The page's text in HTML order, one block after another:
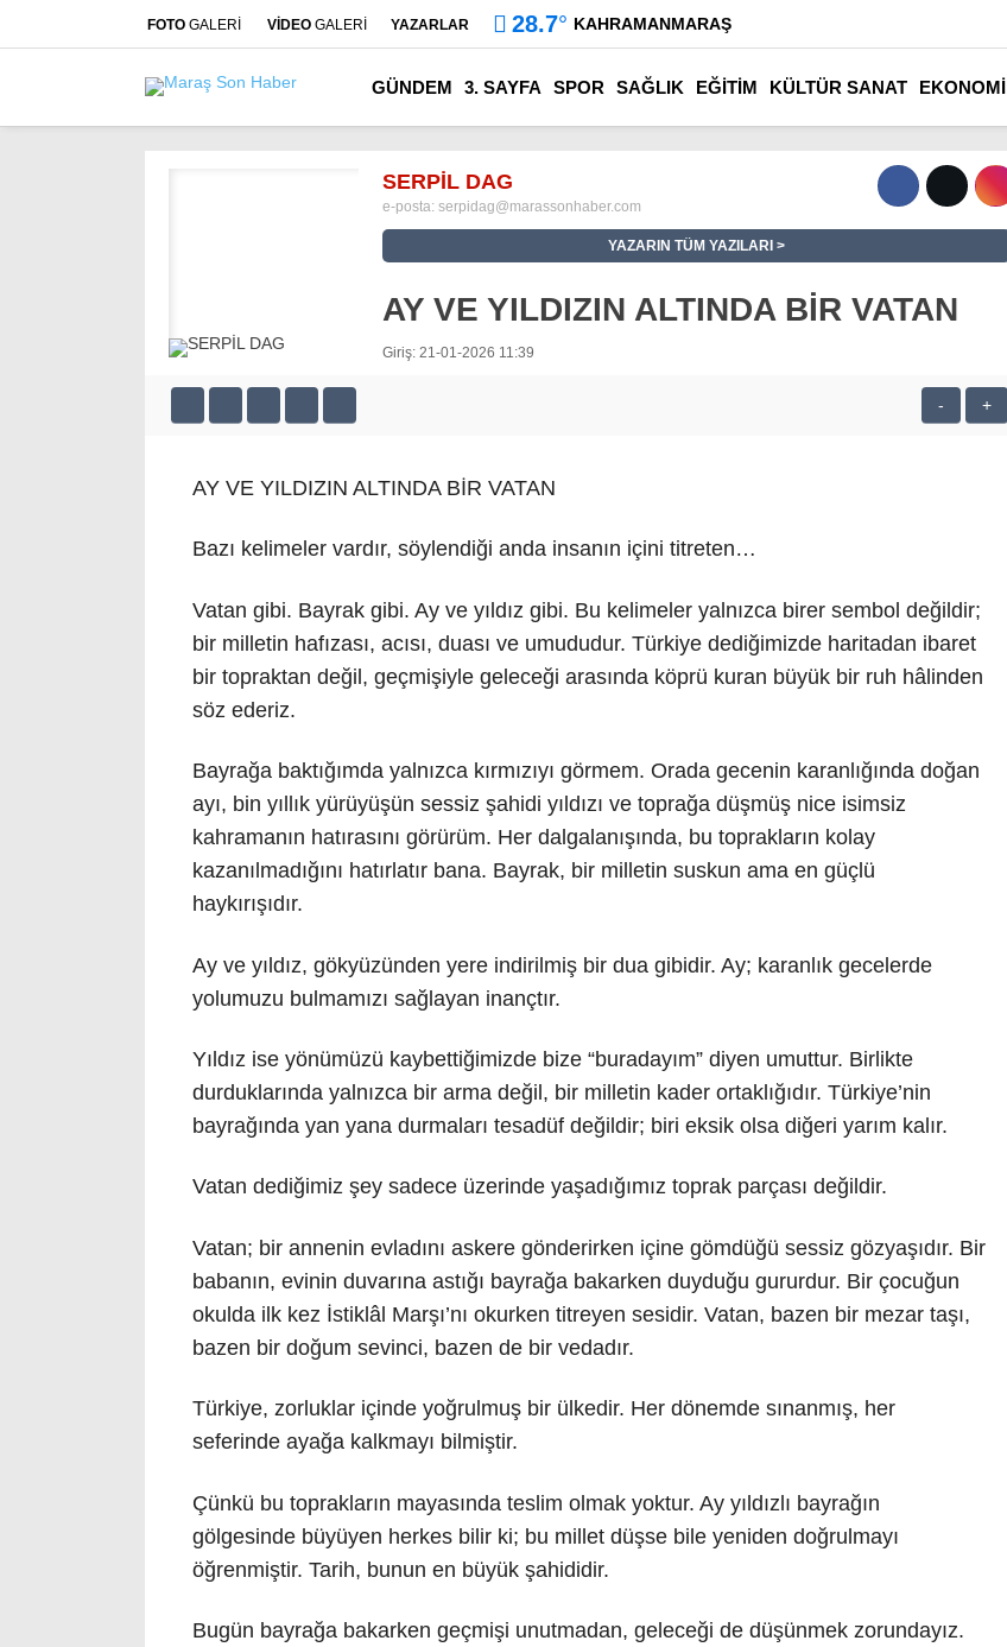
FOTO GALERİ VİDEO GALERİ YAZARLAR 28.7° KAHRAMANMARAŞ
GÜNDEM 3. SAYFA SPOR SAĞLIK EĞİTİM KÜLTÜR SANAT EKONOMİ
SERPİL DAG
e-posta: serpidag@marassonhaber.com
YAZARIN TÜM YAZILARI
AY VE YILDIZIN ALTINDA BİR VATAN
Giriş: 21-01-2026 11:39
- +
AY VE YILDIZIN ALTINDA BİR VATAN
Bazı kelimeler vardır, söylendiği anda insanın içini titreten…
Vatan gibi. Bayrak gibi. Ay ve yıldız gibi. Bu kelimeler yalnızca birer sembol değildir;
bir milletin hafızası, acısı, duası ve umududur. Türkiye dediğimizde haritadan ibaret
bir topraktan değil, geçmişiyle geleceği arasında köprü kuran büyük bir ruh hâlinden
söz ederiz.
Bayrağa baktığımda yalnızca kırmızıyı görmem. Orada gecenin karanlığında doğan
ayı, bin yıllık yürüyüşün sessiz şahidi yıldızı ve toprağa düşmüş nice isimsiz
kahramanın hatırasını görürüm. Her dalgalanışında, bu toprakların kolay
kazanılmadığını hatırlatır bana. Bayrak, bir milletin suskun ama en güçlü
haykırışıdır.
Ay ve yıldız, gökyüzünden yere indirilmiş bir dua gibidir. Ay; karanlık gecelerde
yolumuzu bulmamızı sağlayan inançtır.
Yıldız ise yönümüzü kaybettiğimizde bize “buradayım” diyen umuttur. Birlikte
durduklarında yalnızca bir arma değil, bir milletin kader ortaklığıdır. Türkiye’nin
bayrağında yan yana durmaları tesadüf değildir; biri eksik olsa diğeri yarım kalır.
Vatan dediğimiz şey sadece üzerinde yaşadığımız toprak parçası değildir.
Vatan; bir annenin evladını askere gönderirken içine gömdüğü sessiz gözyaşıdır. Bir
babanın, evinin duvarına astığı bayrağa bakarken duyduğu gururdur. Bir çocuğun
okulda ilk kez İstiklâl Marşı’nı okurken titreyen sesidir. Vatan, bazen bir mezar taşı,
bazen bir doğum sevinci, bazen de bir vedadır.
Türkiye, zorluklar içinde yoğrulmuş bir ülkedir. Her dönemde sınanmış, her
seferinde ayağa kalkmayı bilmiştir.
Çünkü bu toprakların mayasında teslim olmak yoktur. Ay yıldızlı bayrağın
gölgesinde büyüyen herkes bilir ki; bu millet düşse bile yeniden doğrulmayı
öğrenmiştir. Tarih, bunun en büyük şahididir.
Bugün bayrağa bakarken geçmişi unutmadan, geleceği de düşünmek zorundayız.